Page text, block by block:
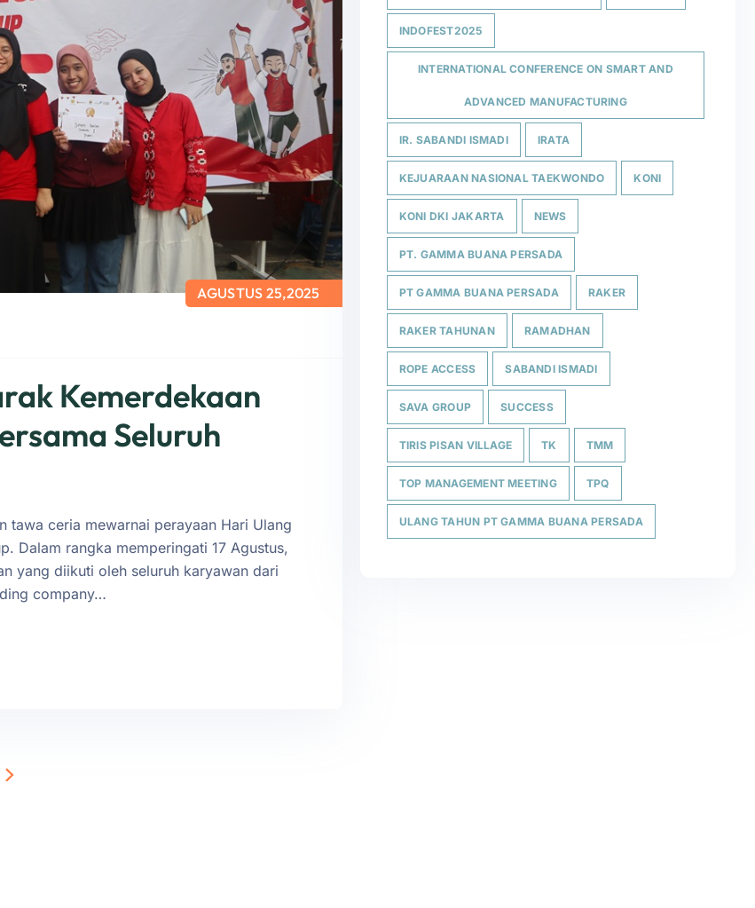
AGUSTUS 25,2025
Kemerdekaan
Seluruh
tawa ceria mewarnai perayaan Hari Ulang
Dalam rangka memperingati 17 Agustus,
yang diikuti oleh seluruh karyawan dari
company…
INDOFEST2025
INTERNATIONAL CONFERENCE ON SMART AND
ADVANCED MANUFACTURING
IR. SABANDI ISMADI IRATA
KEJUARAAN NASIONAL TAEKWONDO KONI
KONI DKI JAKARTA NEWS
PT. GAMMA BUANA PERSADA
PT GAMMA BUANA PERSADA RAKER
RAKER TAHUNAN RAMADHAN
ROPE ACCESS SABANDI ISMADI
SAVA GROUP SUCCESS
TIRIS PISAN VILLAGE TK TMM
TOP MANAGEMENT MEETING TPQ
ULANG TAHUN PT GAMMA BUANA PERSADA